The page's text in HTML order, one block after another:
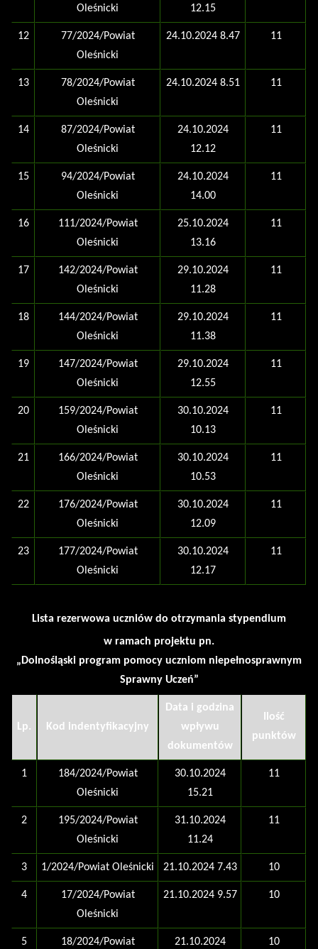
Oleśnicki
12.15
12
77/2024/Powiat
Oleśnicki
24.10.2024 8.47 11
13
78/2024/Powiat
Oleśnicki
24.10.2024 8.51 11
14
87/2024/Powiat
Oleśnicki
24.10.2024
12.12
11
15
94/2024/Powiat
Oleśnicki
24.10.2024
14.00
11
16
111/2024/Powiat
Oleśnicki
25.10.2024
13.16
11
17
142/2024/Powiat
Oleśnicki
29.10.2024
11.28
11
18
144/2024/Powiat
Oleśnicki
29.10.2024
11.38
11
19
147/2024/Powiat
Oleśnicki
29.10.2024
12.55
11
20
159/2024/Powiat
Oleśnicki
30.10.2024
10.13
11
21
166/2024/Powiat
Oleśnicki
30.10.2024
10.53
11
22
176/2024/Powiat
Oleśnicki
30.10.2024
12.09
11
23
177/2024/Powiat
Oleśnicki
30.10.2024
12.17
11
Lista rezerwowa uczniów do otrzymania stypendium
w ramach projektu pn.
„Dolnośląski program pomocy uczniom niepełnosprawnym
Sprawny Uczeń”
Lp. Kod indentyfikacyjny
Data i godzina
wpływu
dokumentów
Ilość
punktów
1
184/2024/Powiat
Oleśnicki
30.10.2024
15.21
11
2
195/2024/Powiat
Oleśnicki
31.10.2024
11.24
11
3 1/2024/Powiat Oleśnicki 21.10.2024 7.43 10
4
17/2024/Powiat
Oleśnicki
21.10.2024 9.57 10
5
18/2024/Powiat
21.10.2024
10